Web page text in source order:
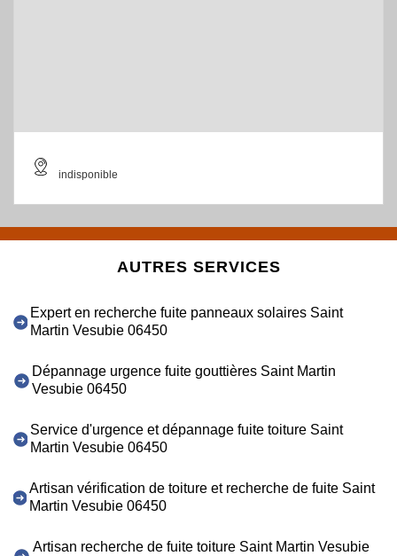
indisponible
AUTRES SERVICES
Expert en recherche fuite panneaux solaires Saint
Martin Vesubie 06450
Dépannage urgence fuite gouttières Saint Martin
Vesubie 06450
Service d'urgence et dépannage fuite toiture Saint
Martin Vesubie 06450
Artisan vérification de toiture et recherche de fuite Saint
Martin Vesubie 06450
Artisan recherche de fuite toiture Saint Martin Vesubie